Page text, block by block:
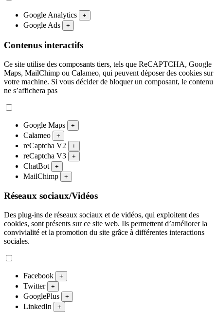
Google Analytics +
Google Ads +
Contenus interactifs
Ce site utilise des composants tiers, tels que ReCAPTCHA, Google
Maps, MailChimp ou Calameo, qui peuvent déposer des cookies sur
votre machine. Si vous décider de bloquer un composant, le contenu
ne s’affichera pas
Google Maps +
Calameo +
reCaptcha V2 +
reCaptcha V3 +
ChatBot +
MailChimp +
Réseaux sociaux/Vidéos
Des plug-ins de réseaux sociaux et de vidéos, qui exploitent des
cookies, sont présents sur ce site web. Ils permettent d’améliorer la
convivialité et la promotion du site grâce à différentes interactions
sociales.
Facebook +
Twitter +
GooglePlus +
LinkedIn +